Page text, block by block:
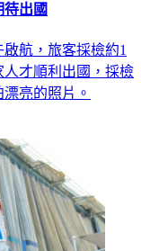
出國
航，旅客採檢約1
才順利出國，採檢
亮的照片。